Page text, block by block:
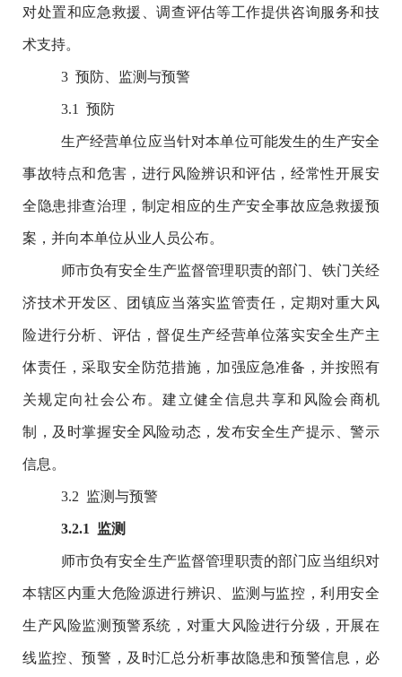
对处置和应急救援、调查评估等工作提供咨询服务和技
术支持。
3预防、监测与预警
3.1 预防
生产经营单位应当针对本单位可能发生的生产安全
事故特点和危害，进行风险辨识和评估，经常性开展安
全隐患排查治理，制定相应的生产安全事故应急救援预
案，并向本单位从业人员公布。
师市负有安全生产监督管理职责的部门、铁门关经
济技术开发区、团镇应当落实监管责任，定期对重大风
险进行分析、评估，督促生产经营单位落实安全生产主
体责任，采取安全防范措施，加强应急准备，并按照有
关规定向社会公布。建立健全信息共享和风险会商机
制，及时掌握安全风险动态，发布安全生产提示、警示
信息。
3.2 监测与预警
3.2.1 监测
师市负有安全生产监督管理职责的部门应当组织对
本辖区内重大危险源进行辨识、监测与监控，利用安全
生产风险监测预警系统，对重大风险进行分级，开展在
线监控、预警，及时汇总分析事故隐患和预警信息，必